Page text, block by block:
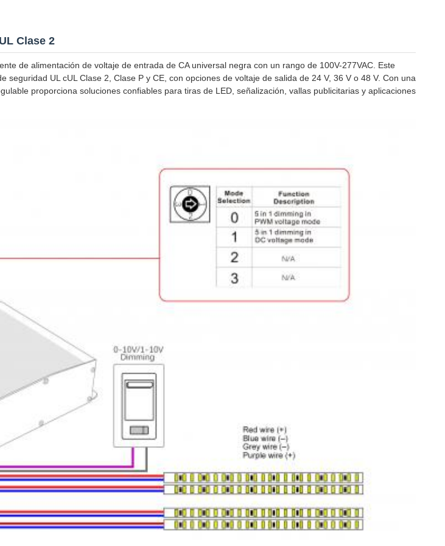
Clase 2
de alimentación de voltaje de entrada de CA universal negra con un rango de 100V-277VAC. Este
UL cUL Clase 2, Clase P y CE, con opciones de voltaje de salida de 24 V, 36 V o 48 V. Con una
proporciona soluciones confiables para tiras de LED, señalización, vallas publicitarias y aplicaciones